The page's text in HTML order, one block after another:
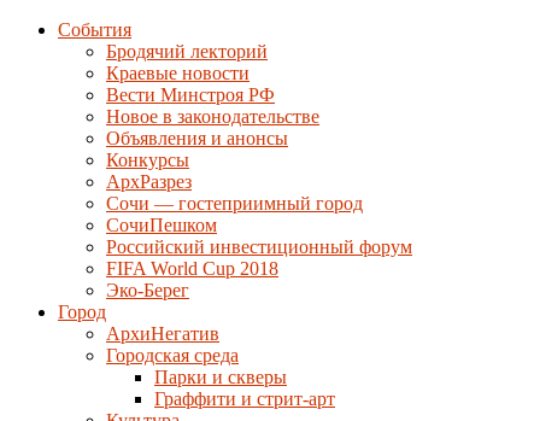
События
Бродячий лекторий
Краевые новости
Вести Минстроя РФ
Новое в законодательстве
Объявления и анонсы
Конкурсы
АрхРазрез
Сочи — гостеприимный город
СочиПешком
Российский инвестиционный форум
FIFA World Cup 2018
Эко-Берег
Город
АрхиНегатив
Городская среда
Парки и скверы
Граффити и стрит-арт